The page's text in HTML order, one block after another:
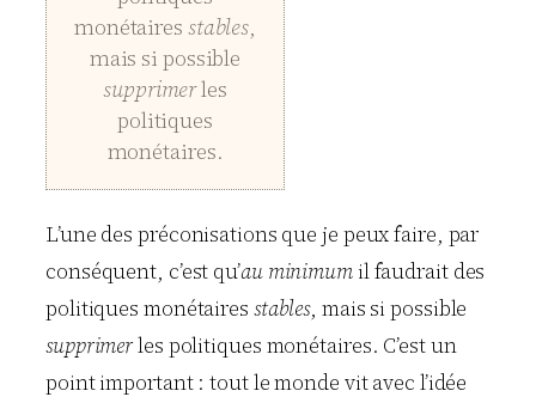
monétaires stables,
mais si possible
supprimerles
politiques
monétaires.
L’une des préconisations que je peux faire, par
conséquent, c’est qu’au minimumil faudrait des
politiques monétaires stables, mais si possible
supprimerles politiques monétaires. C’est un
point important : tout le monde vit avec l’idée